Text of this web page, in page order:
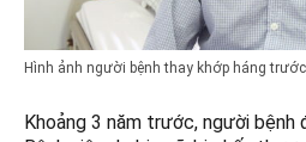
Hình ảnh người bệnh thay khớp háng
Khoảng 3 năm trước, người